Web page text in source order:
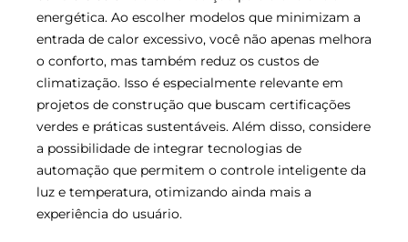
energética. Ao escolher modelos que minimizam a
entrada de calor excessivo, você não apenas melhora
o conforto, mas também reduz os custos de
climatização. Isso é especialmente relevante em
projetos de construção que buscam certificações
verdes e práticas sustentáveis. Além disso, considere
a possibilidade de integrar tecnologias de
automação que permitem o controle inteligente da
luz e temperatura, otimizando ainda mais a
experiência do usuário.